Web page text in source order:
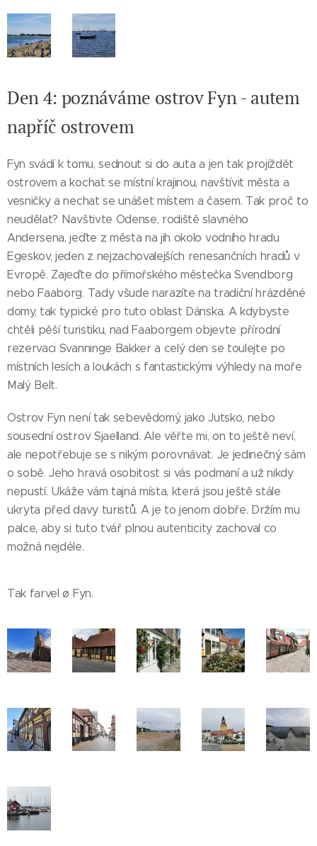
Den 4: poznáváme ostrov Fyn - autem
napříč ostrovem
Fyn svádí k tomu, sednout si do auta a jen tak projíždět
ostrovem a kochat se místní krajinou, navštívit města a
vesničky a nechat se unášet místem a časem. Tak proč to
neudělat? Navštivte Odense, rodiště slavného
Andersena, jeďte z města na jih okolo vodního hradu
Egeskov, jeden z nejzachovalejších renesančních hradů v
Evropě. Zajeďte do přímořského městečka Svendborg
nebo Faaborg. Tady všude narazíte na tradiční hrázděné
domy, tak typické pro tuto oblast Dánska. A kdybyste
chtěli pěší turistiku, nad Faaborgem objevte přírodní
rezervaci Svanninge Bakker a celý den se toulejte po
místních lesích a loukách s fantastickými výhledy na moře
Malý Belt.
Ostrov Fyn není tak sebevědomý, jako Jutsko, nebo
sousední ostrov Sjaelland. Ale věřte mi, on to ještě neví,
ale nepotřebuje se s nikým porovnávat. Je jedinečný sám
o sobě. Jeho hravá osobitost si vás podmaní a už nikdy
nepustí. Ukáže vám tajná místa, která jsou ještě stále
ukryta před davy turistů. A je to jenom dobře. Držím mu
palce, aby si tuto tvář plnou autenticity zachoval co
možná nejdéle.
Tak farvel ø Fyn.